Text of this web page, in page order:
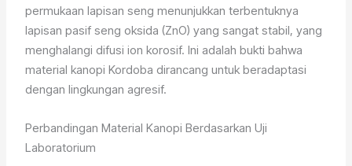
permukaan lapisan seng menunjukkan terbentuknya
lapisan pasif seng oksida (ZnO) yang sangat stabil, yang
menghalangi difusi ion korosif. Ini adalah bukti bahwa
material kanopi Kordoba dirancang untuk beradaptasi
dengan lingkungan agresif.
Perbandingan Material Kanopi Berdasarkan Uji
Laboratorium